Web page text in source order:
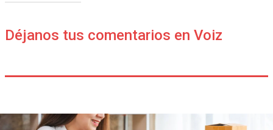
Déjanos tus comentarios en Voiz